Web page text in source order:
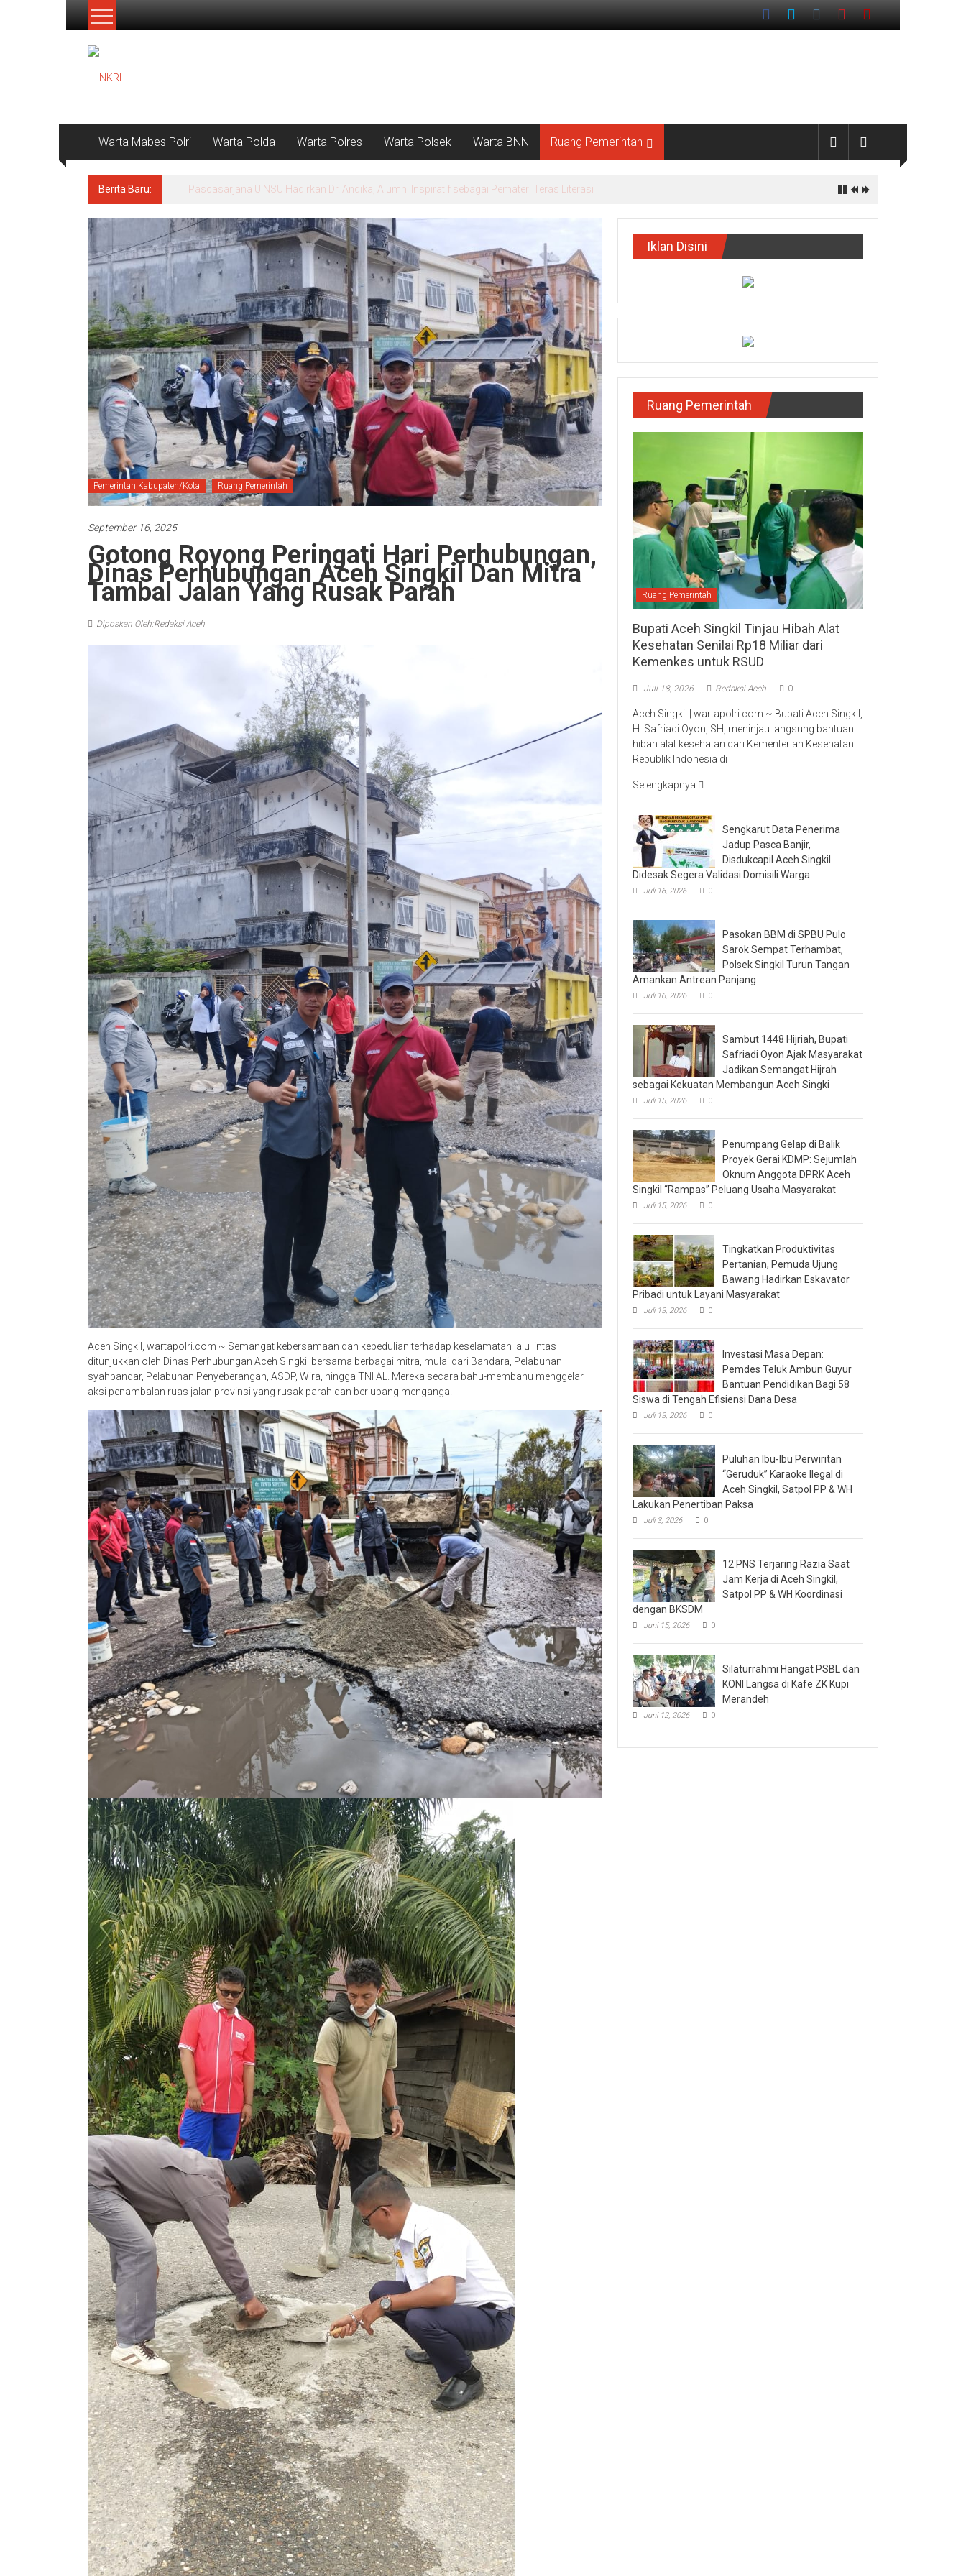
Lompat
NKRI
Jurnalisme
Warta Mabes Polri Warta Polda Warta Polres Warta Polsek Warta BNN Ruang Pemerintah
Berita Baru: Sentuhan Kepedulian PT Socfindo Kebun Lae Butar: Salurkan Bantuan Tunai bagi Korban Kebakaran di Aceh Singkil
Pemerintah Kabupaten/Kota Ruang Pemerintah
September 16, 2025
Gotong Royong Peringati Hari Perhubungan,
Dinas Perhubungan Aceh Singkil Dan Mitra
Tambal Jalan Yang Rusak Parah
Diposkan Oleh:Redaksi Aceh
Aceh Singkil, wartapolri.com ~ Semangat kebersamaan dan kepedulian terhadap keselamatan lalu lintas
ditunjukkan oleh Dinas Perhubungan Aceh Singkil bersama berbagai mitra, mulai dari Bandara, Pelabuhan
syahbandar, Pelabuhan Penyeberangan, ASDP, Wira, hingga TNI AL. Mereka secara bahu-membahu menggelar
aksi penambalan ruas jalan provinsi yang rusak parah dan berlubang menganga.
Iklan Disini
Ruang Pemerintah
Ruang Pemerintah
Bupati Aceh Singkil Tinjau Hibah Alat
Kesehatan Senilai Rp18 Miliar dari
Kemenkes untuk RSUD
Juli 18, 2026 Redaksi Aceh 0
Aceh Singkil | wartapolri.com ~ Bupati Aceh Singkil,
H. Safriadi Oyon, SH, meninjau langsung bantuan
hibah alat kesehatan dari Kementerian Kesehatan
Republik Indonesia di
Selengkapnya
Sengkarut Data Penerima
Jadup Pasca Banjir,
Disdukcapil Aceh Singkil
Didesak Segera Validasi Domisili Warga
Juli 16, 2026 0
Pasokan BBM di SPBU Pulo
Sarok Sempat Terhambat,
Polsek Singkil Turun Tangan
Amankan Antrean Panjang
Juli 16, 2026 0
Sambut 1448 Hijriah, Bupati
Safriadi Oyon Ajak Masyarakat
Jadikan Semangat Hijrah
sebagai Kekuatan Membangun Aceh Singki
Juli 15, 2026 0
Penumpang Gelap di Balik
Proyek Gerai KDMP: Sejumlah
Oknum Anggota DPRK Aceh
Singkil “Rampas” Peluang Usaha Masyarakat
Juli 15, 2026 0
Tingkatkan Produktivitas
Pertanian, Pemuda Ujung
Bawang Hadirkan Eskavator
Pribadi untuk Layani Masyarakat
Juli 13, 2026 0
Investasi Masa Depan:
Pemdes Teluk Ambun Guyur
Bantuan Pendidikan Bagi 58
Siswa di Tengah Efisiensi Dana Desa
Juli 13, 2026 0
Puluhan Ibu-Ibu Perwiritan
“Geruduk” Karaoke Ilegal di
Aceh Singkil, Satpol PP & WH
Lakukan Penertiban Paksa
Juli 3, 2026 0
12 PNS Terjaring Razia Saat
Jam Kerja di Aceh Singkil,
Satpol PP & WH Koordinasi
dengan BKSDM
Juni 15, 2026 0
Silaturrahmi Hangat PSBL dan
KONI Langsa di Kafe ZK Kupi
Merandeh
Juni 12, 2026 0